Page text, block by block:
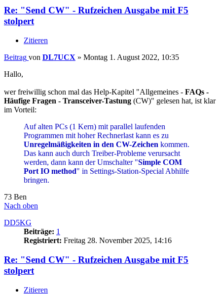
Re: "Send CW" - Rufzeichen Ausgabe mit F5
stolpert
Zitieren
Beitrag von DL7UCX » Montag 1. August 2022, 10:35
Hallo,
wer freiwillig schon mal das Help-Kapitel "Allgemeines - FAQs -
Häufige Fragen - Transceiver-Tastung (CW)" gelesen hat, ist klar
im Vorteil:
Auf alten PCs (1 Kern) mit parallel laufenden
Programmen mit hoher Rechnerlast kann es zu
Unregelmäßigkeiten in den CW-Zeichen kommen.
Das kann auch durch Treiber-Probleme verursacht
werden, dann kann der Umschalter "Simple COM
Port IO method" in Settings-Station-Special Abhilfe
bringen.
73 Ben
Nach oben
DD5KG
Beiträge: 1
Registriert: Freitag 28. November 2025, 14:16
Re: "Send CW" - Rufzeichen Ausgabe mit F5
stolpert
Zitieren